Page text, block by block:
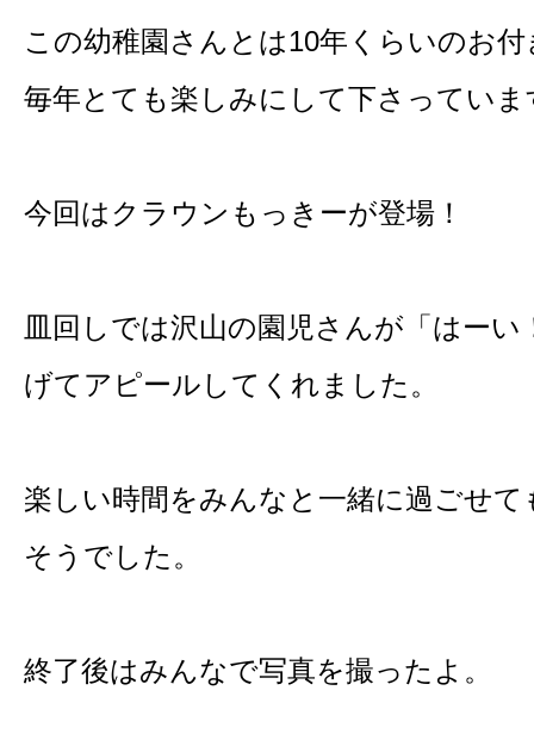
この幼稚園さんとは10年くらいのお
毎年とても楽しみにして下さっていま
今回はクラウンもっきーが登場！
皿回しでは沢山の園児さんが「はーい
げてアピールしてくれました。
楽しい時間をみんなと一緒に過ごせ
そうでした。
終了後はみんなで写真を撮ったよ。